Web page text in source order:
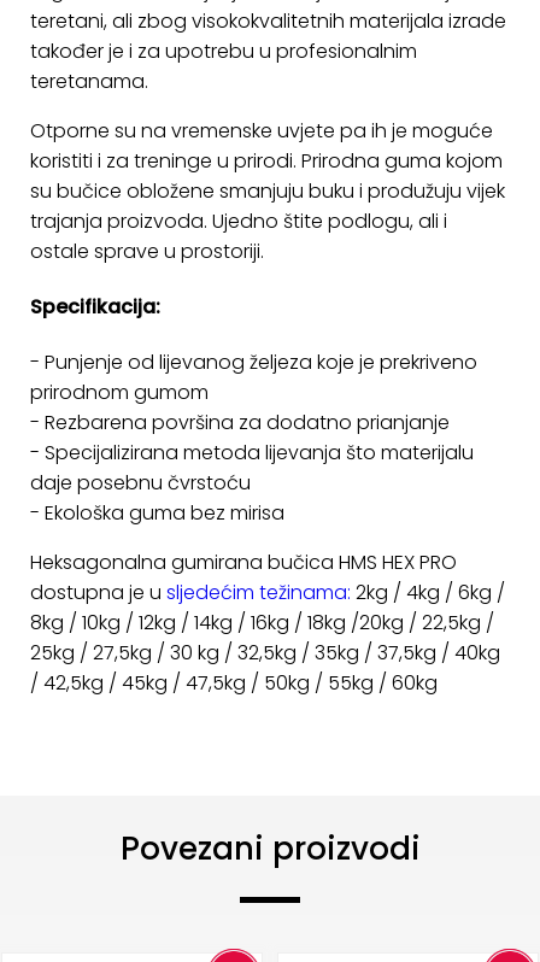
teretani, ali zbog visokokvalitetnih materijala izrade
također je i za upotrebu u profesionalnim
teretanama.
Otporne su na vremenske uvjete pa ih je moguće
koristiti i za treninge u prirodi. Prirodna guma kojom
su bučice obložene smanjuju buku i produžuju vijek
trajanja proizvoda. Ujedno štite podlogu, ali i
ostale sprave u prostoriji.
Specifikacija:
- Punjenje od lijevanog željeza koje je prekriveno
prirodnom gumom
- Rezbarena površina za dodatno prianjanje
- Specijalizirana metoda lijevanja što materijalu
daje posebnu čvrstoću
- Ekološka guma bez mirisa
Heksagonalna gumirana bučica HMS HEX PRO
dostupna je u sljedećim težinama: 2kg / 4kg / 6kg /
8kg / 10kg / 12kg / 14kg / 16kg / 18kg /20kg / 22,5kg /
25kg / 27,5kg / 30 kg / 32,5kg / 35kg / 37,5kg / 40kg
/ 42,5kg / 45kg / 47,5kg / 50kg / 55kg / 60kg
Povezani proizvodi